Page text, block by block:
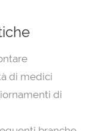
di medici
di